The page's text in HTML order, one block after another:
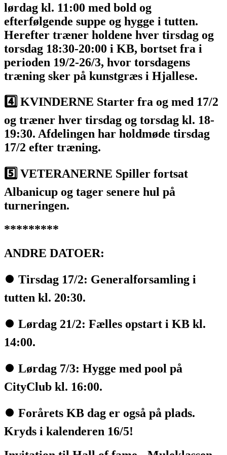
lørdag kl. 11:00 med bold og
efterfølgende suppe og hygge i tutten.
Herefter træner holdene hver tirsdag og
torsdag 18:30-20:00 i KB, bortset fra i
perioden 19/2-26/3, hvor torsdagens
træning sker på kunstgræs i Hjallese.
4️⃣ KVINDERNE Starter fra og med 17/2
og træner hver tirsdag og torsdag kl. 18-
19:30. Afdelingen har holdmøde tirsdag
17/2 efter træning.
5️⃣ VETERANERNE Spiller fortsat
Albanicup og tager senere hul på
turneringen.
*********
ANDRE DATOER:
⏺️ Tirsdag 17/2: Generalforsamling i
tutten kl. 20:30.
⏺️ Lørdag 21/2: Fælles opstart i KB kl.
14:00.
⏺️ Lørdag 7/3: Hygge med pool på
CityClub kl. 16:00.
⏺️ Forårets KB dag er også på plads.
Kryds i kalenderen 16/5!